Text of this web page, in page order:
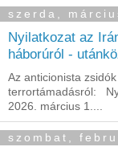
szerda,
Nyilatkozat az
háborúról -
Az anticionista
terrortámadásról:
2026. március 1....
szombat,